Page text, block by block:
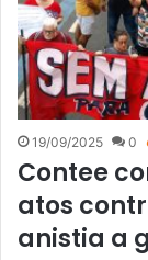
19/09/2025 0
Contee
atos
anistia a